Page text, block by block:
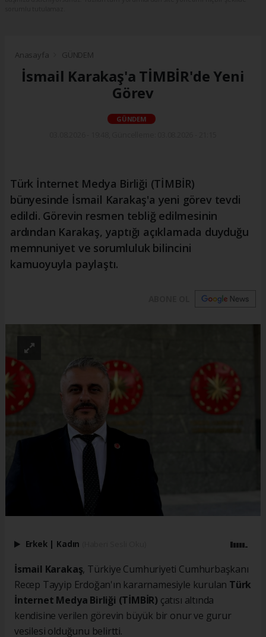
Anasayfa GÜNDEM
İsmail Karakaş'a TİMBİR'de Yeni
Görev
GÜNDEM
Türk İnternet Medya Birliği (TİMBİR)
bünyesinde İsmail Karakaş'a yeni görev tevdi
edildi. Görevin resmen tebliğ edilmesinin
ardından Karakaş, yaptığı açıklamada duyduğu
memnuniyet ve sorumluluk bilincini
kamuoyuyla paylaştı.
Erkek | Kadın
İsmail Karakaş, Türkiye Cumhuriyeti Cumhurbaşkanı
Recep Tayyip Erdoğan'ın kararnamesiyle kurulan Türk
İnternet Medya Birliği (TİMBİR) çatısı altında
kendisine verilen görevin büyük bir onur ve gurur
vesilesi olduğunu belirtti.